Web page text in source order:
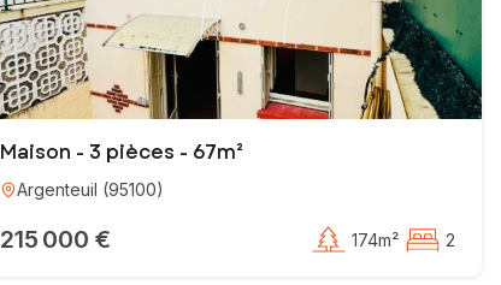
Maison - 3 pièces - 67m²
Argenteuil (95100)
215 000 € 174m² 2